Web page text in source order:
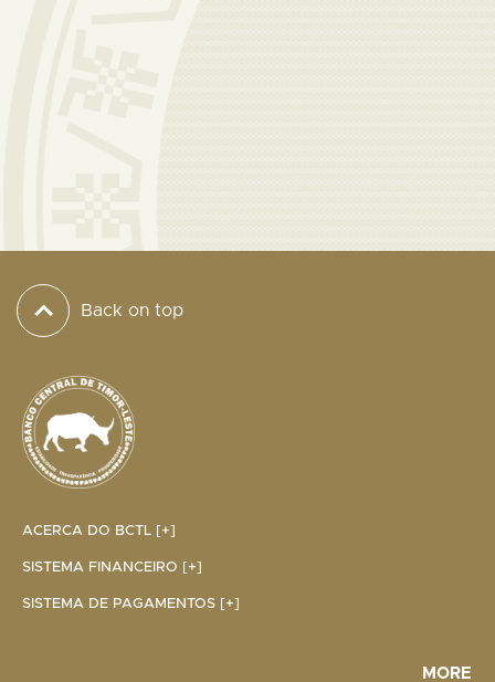
Back on top
ACERCA DO BCTL [+]
SISTEMA FINANCEIRO [+]
SISTEMA DE PAGAMENTOS [+]
MORE